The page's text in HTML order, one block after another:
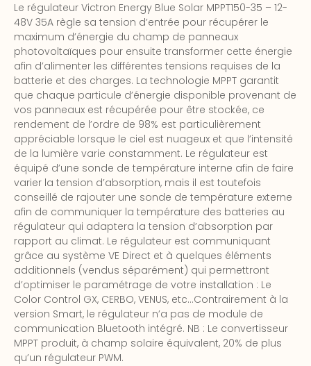
Le régulateur Victron Energy Blue Solar MPPT150-35 – 12-
48V 35A règle sa tension d’entrée pour récupérer le
maximum d’énergie du champ de panneaux
photovoltaïques pour ensuite transformer cette énergie
afin d’alimenter les différentes tensions requises de la
batterie et des charges. La technologie MPPT garantit
que chaque particule d’énergie disponible provenant de
vos panneaux est récupérée pour être stockée, ce
rendement de l’ordre de 98% est particulièrement
appréciable lorsque le ciel est nuageux et que l’intensité
de la lumière varie constamment. Le régulateur est
équipé d’une sonde de température interne afin de faire
varier la tension d’absorption, mais il est toutefois
conseillé de rajouter une sonde de température externe
afin de communiquer la température des batteries au
régulateur qui adaptera la tension d’absorption par
rapport au climat. Le régulateur est communiquant
grâce au système VE Direct et à quelques éléments
additionnels (vendus séparément) qui permettront
d’optimiser le paramétrage de votre installation : Le
Color Control GX, CERBO, VENUS, etc…Contrairement à la
version Smart, le régulateur n’a pas de module de
communication Bluetooth intégré. NB : Le convertisseur
MPPT produit, à champ solaire équivalent, 20% de plus
qu’un régulateur PWM.